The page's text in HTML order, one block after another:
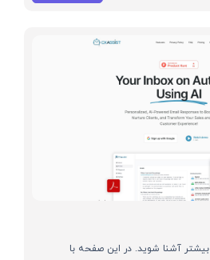
با هوش مصنوعی CXassist بیشتر آشنا شوید. در این صفحه با